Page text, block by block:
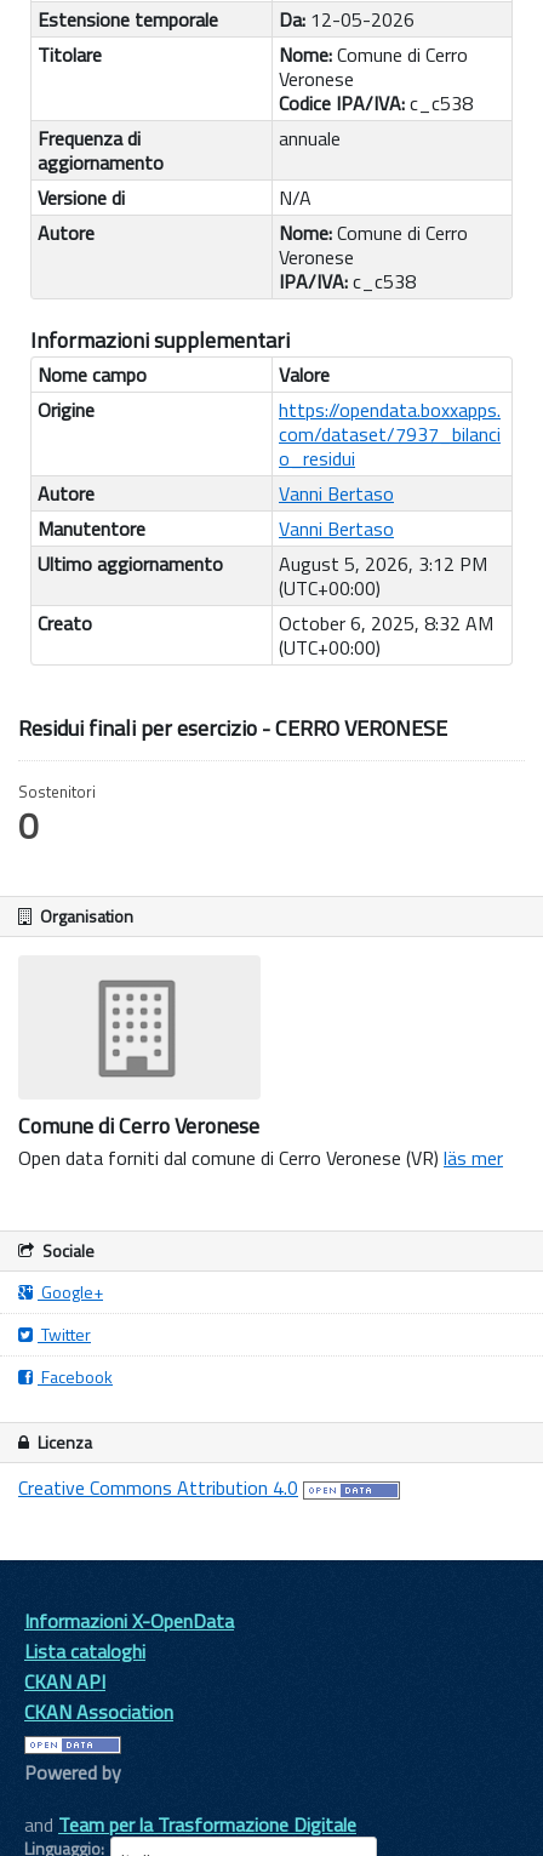
Estensione temporale
Da: 12-05-2026
Titolare
Nome:Comune di Cerro
Veronese
Codice IPA/IVA:c_c538
Frequenza di
aggiornamento
annuale
Versione di
N/A
Autore
Nome:Comune di Cerro
Veronese
IPA/IVA:c_c538
Informazioni supplementari
Nome campo
Valore
Origine
https://opendata.boxxapps.
com/dataset/7937_bilanci
o_residui
Autore
Vanni Bertaso
Manutentore
Vanni Bertaso
Ultimo aggiornamento
August 5, 2026, 3:12 PM
(UTC+00:00)
Creato
October 6, 2025, 8:32 AM
(UTC+00:00)
Residui finali per esercizio - CERRO VERONESE
Sostenitori
0
Organisation
Comune di Cerro Veronese
Open data forniti dal comune di Cerro Veronese (VR) läs mer
Sociale
Google+
Twitter
Facebook
Licenza
Creative Commons Attribution 4.0
Informazioni X-OpenData
Lista cataloghi
CKAN API
CKAN Association
Powered by
and Team per la Trasformazione Digitale
Linguaggio